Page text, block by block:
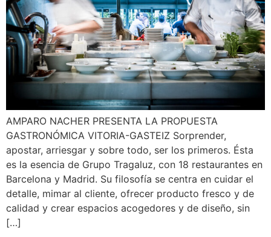
AMPARO NACHER PRESENTA LA PROPUESTA
GASTRONÓMICA VITORIA-GASTEIZ Sorprender,
apostar, arriesgar y sobre todo, ser los primeros. Ésta
es la esencia de Grupo Tragaluz, con 18 restaurantes en
Barcelona y Madrid. Su filosofía se centra en cuidar el
detalle, mimar al cliente, ofrecer producto fresco y de
calidad y crear espacios acogedores y de diseño, sin
[…]